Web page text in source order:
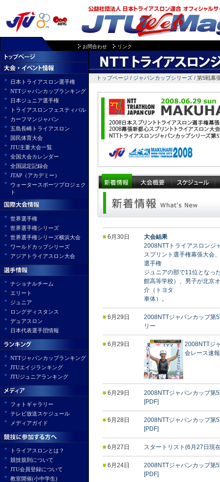
お問合わせ リンク
日本トライアスロン選手権
NTTジャパンカップランキング
日本ジュニア選手権
トライアスロンフェスティバル
カーフマンジャパン
五島長崎トライアスロン
国民体育大会
JTU主要大会一覧
全国大会カレンダー
全国認定記録会
JTAP（アカデミー）
ウォータースポーツプロジェク
ト
世界選手権
世界選手権シリーズ
世界選手権シリーズ横浜大会
ワールドカップシリーズ
アジアトライアスロン大会
ナショナルチーム
エリート
ジュニア
ロングディスタンス
デュアスロン
日本代表選手団情報
NTTジャパンカップランキング
JTUエイジランキング
JTUジュニアランキング
フォトギャラリー
テレビ放送スケジュール
メディアガイド
トライアスロンとは？
競技規則について
JTU会員登録について
教室開催(小中学生)
トップページ / ジャパンカップシリーズ / 第5戦幕
■ 6月30日
大会結果
2008NTTトライアスロンジ
スプリント選手権幕張大会
選手権
ジュニアの部で11位となっ
館高等学校）、男子が北京
介（トヨタ
車体）。
■ 6月29日
2008NTTジャパンカップ第
リー
■ 6月29日
2008NTTジ
会レース速
■ 6月29日
2008NTTジャパンカップ第
[PDF]
■ 6月28日
2008NTTジャパンカップ第
[PDF]
■ 6月27日 スタートリスト(6月27日現
■ 6月24日
2008NTTジャパンカップ第
[PDF]